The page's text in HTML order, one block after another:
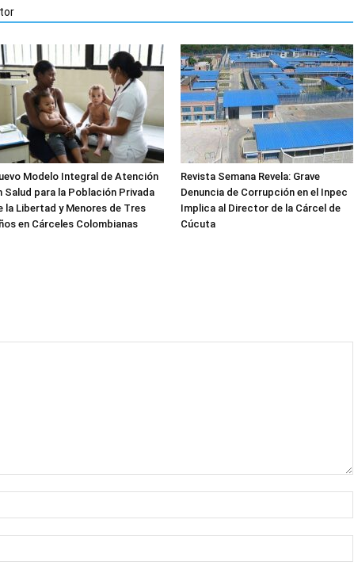
Modelo Integral de Atención
Salud para la Población Privada
la Libertad y Menores de Tres
en Cárceles Colombianas
Revista Semana Revela: Grave
Denuncia de Corrupción en el Inpec
Implica al Director de la Cárcel de
Cúcuta